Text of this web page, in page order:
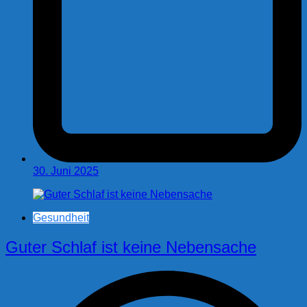
30. Juni 2025
Gesundheit
Guter Schlaf ist keine Nebensache